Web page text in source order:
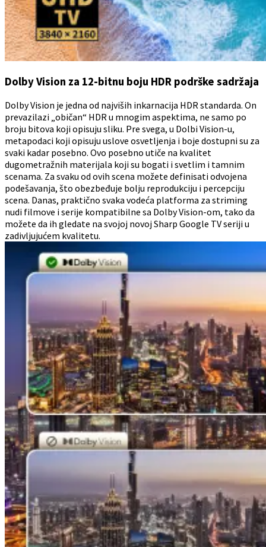
Dolby Vision za 12-bitnu boju HDR podrške sadržaja
Dolby Vision je jedna od najviših inkarnacija HDR standarda. On
prevazilazi „običan“ HDR u mnogim aspektima, ne samo po
broju bitova koji opisuju sliku. Pre svega, u Dolbi Vision-u,
metapodaci koji opisuju uslove osvetljenja i boje dostupni su za
svaki kadar posebno. Ovo posebno utiče na kvalitet
dugometražnih materijala koji su bogati i svetlim i tamnim
scenama. Za svaku od ovih scena možete definisati odvojena
podešavanja, što obezbeđuje bolju reprodukciju i percepciju
scena. Danas, praktično svaka vodeća platforma za striming
nudi filmove i serije kompatibilne sa Dolby Vision-om, tako da
možete da ih gledate na svojoj novoj Sharp Google TV seriji u
zadivljujućem kvalitetu.